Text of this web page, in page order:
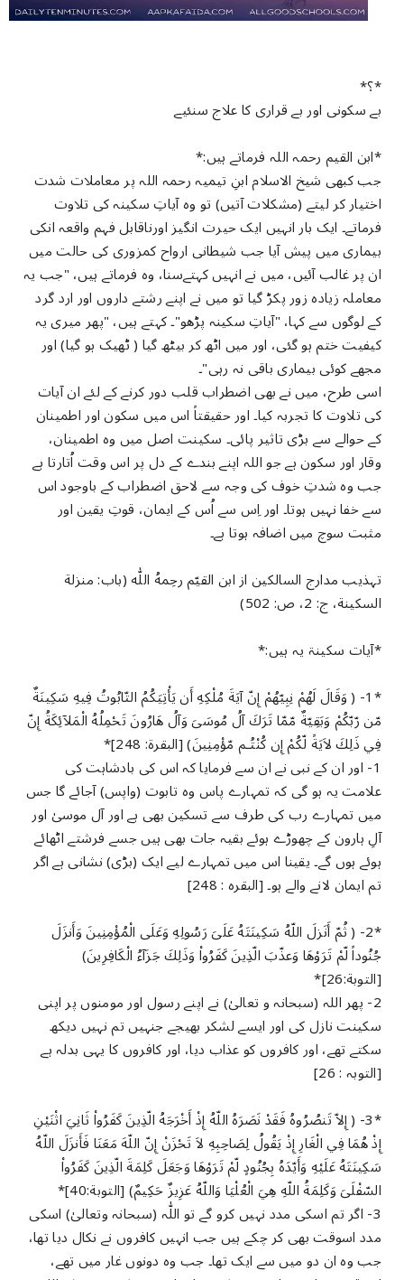
*؟*
بے سکونی اور بے قراری کا علاج سنئیے
*ابن القیم رحمہ اللہ فرماتے ہیں:*
جب کبھی شیخ الاسلام ابنِ تیمیہ رحمہ اللہ پر معاملات شدت
اختیار کر لیتے (مشکلات آتیں) تو وہ آیاتِ سکینہ کی تلاوت
فرماتے۔ ایک بار انہیں ایک حیرت انگیز اورناقابل فہم واقعہ انکی
بیماری میں پیش آیا جب شیطانی ارواح کمزوری کی حالت میں
ان پر غالب آئیں، میں نے انہیں کہتےسنا، وہ فرماتے ہیں، "جب یہ
معاملہ زیادہ زور پکڑ گیا تو میں نے اپنے رشتے داروں اور ارد گرد
کے لوگوں سے کہا، "آیاتِ سکینہ پڑھو"۔ کہتے ہیں، "پھر میری یہ
کیفیت ختم ہو گئی، اور میں اٹھ کر بیٹھ گیا ( ٹھیک ہو گیا) اور
مجھے کوئی بیماری باقی نہ رہی"۔
اسی طرح، میں نے بھی اضطراب قلب دور کرنے کے لئے ان آیات
کی تلاوت کا تجربہ کیا۔ اور حقیقتاً اس میں سکون اور اطمینان
کے حوالے سے بڑی تاثیر پائی۔ سکینت اصل میں وہ اطمینان،
وقار اور سکون ہے جو اللہ اپنے بندے کے دل پر اس وقت اُتارتا ہے
جب وہ شدتِ خوف کی وجہ سے لاحق اضطراب کے باوجود اس
سے خفا نہیں ہوتا۔ اور اِس سے اُس کے ایمان، قوتِ یقین اور
مثبت سوچ میں اضافہ ہوتا ہے۔
تہذیب مدارج السالکین از ابن القیّم رحِمهُ اللّٰه (باب: منزلة
السکینة، ج: 2، ص: 502)
*آیات سکینۃ یہ ہیں:*
*1- ( وَقَالَ لَهُمْ نِبِيّهُمْ إِنّ آيَةَ مُلْكِهِ أَن يَأْتِيَكُمُ التّابُوتُ فِيهِ سَكِينَةٌ
مّن رّبّكُمْ وَبَقِيّةٌ مّمّا تَرَكَ آلُ مُوسَىَ وَآلُ هَارُونَ تَحْمِلُهُ الْمَلآئِكَةُ إِنّ
فِي ذَلِكَ لاَيَةً لّكُمْ إِن كُنْتُـم مّؤْمِنِينَ) [البقرة: 248]*
1- اور ان کے نبی نے ان سے فرمایا کہ اس کی بادشاہت کی
علامت یہ ہو گی کہ تمہارے پاس وہ تابوت (واپس) آجائے گا جس
میں تمہارے رب کی طرف سے تسکین بھی ہے اور آل موسیٰ اور
آلِ ہارون کے چھوڑے ہوئے بقیہ جات بھی ہیں جسے فرشتے اٹھائے
ہوئے ہوں گے۔ یقینا اس میں تمہارے لیے ایک (بڑی) نشانی ہے اگر
تم ایمان لانے والے ہو۔ [البقرہ : 248]
*2- ( ثُمّ أَنَزلَ اللّهُ سَكِينَتَهُ عَلَىَ رَسُولِهِ وَعَلَى الْمُؤْمِنِينَ وَأَنزَلَ
جُنُوداً لّمْ تَرَوْهَا وَعذّبَ الّذِينَ كَفَرُواْ وَذَلِكَ جَزَآءُ الْكَافِرِينَ)
[التوبة:26]*
2- پھر اللہ (سبحانہ و تعالیٰ) نے اپنے رسول اور مومنوں پر اپنی
سکینت نازل کی اور ایسے لشکر بھیجے جنہیں تم نہیں دیکھ
سکتے تھے، اور کافروں کو عذاب دیا، اور کافروں کا یہی بدلہ ہے
[التوبہ : 26]
*3- ( إِلاّ تَنصُرُوهُ فَقَدْ نَصَرَهُ اللّهُ إِذْ أَخْرَجَهُ الّذِينَ كَفَرُواْ ثَانِيَ اثْنَيْنِ
إِذْ هُمَا فِي الْغَارِ إِذْ يَقُولُ لِصَاحِبِهِ لاَ تَحْزَنْ إِنّ اللّهَ مَعَنَا فَأَنزَلَ اللّهُ
سَكِينَتَهُ عَلَيْهِ وَأَيّدَهُ بِجُنُودٍ لّمْ تَرَوْهَا وَجَعَلَ كَلِمَةَ الّذِينَ كَفَرُواْ
السّفْلَىَ وَكَلِمَةُ اللّهِ هِيَ الْعُلْيَا وَاللّهُ عَزِيزٌ حَكِيمٌ) [التوبة:40]*
3- اگر تم اسکی مدد نہیں کرو گے تو اللّٰہ (سبحانہ وتعالیٰ) اسکی
مدد اسوقت بھی کر چکے ہیں جب انہیں کافروں نے نکال دیا تھا،
جب وہ ان دو میں سے ایک تھا۔ جب وہ دونوں غار میں تھے،